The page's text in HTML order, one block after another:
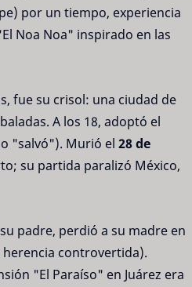
por un tiempo, experiencia
Noa Noa" inspirado en las
fue su crisol: una ciudad de
A los 18, adoptó el
"salvó"). Murió el 28 de
su partida paralizó México,
padre, perdió a su madre en
herencia controvertida).
"El Paraíso" en Juárez era